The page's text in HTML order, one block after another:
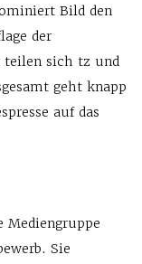
Bild den
der
teilen sich tz und
geht knapp
auf das
Mediengruppe
Sie